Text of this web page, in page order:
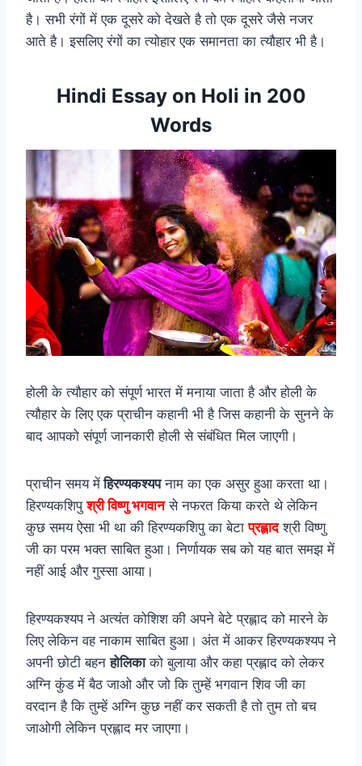
है। सभी रंगों में एक दूसरे को देखते है तो एक दूसरे जैसे नजर
आते है। इसलिए रंगों का त्योहार एक समानता का त्यौहार भी है।
Hindi Essay on Holi in 200
Words
होली के त्यौहार को संपूर्ण भारत में मनाया जाता है और होली के
त्यौहार के लिए एक प्राचीन कहानी भी है जिस कहानी के सुनने के
बाद आपको संपूर्ण जानकारी होली से संबंधित मिल जाएगी।
प्राचीन समय मेंहिरण्यकश्यपनाम का एक असुर हुआ करता था।
हिरण्यकशिपुश्री विष्णु भगवान से नफरत किया करते थे लेकिन
कुछ समय ऐसा भी था की हिरण्यकशिपु का बेटाप्रह्लाद श्री विष्णु
जी का परम भक्त साबित हुआ। निर्णायक सब को यह बात समझ में
नहीं आई और गुस्सा आया।
हिरण्यकश्यप ने अत्यंत कोशिश की अपने बेटे प्रह्लाद को मारने के
लिए लेकिन वह नाकाम साबित हुआ। अंत में आकर हिरण्यकश्यप ने
अपनी छोटी बहनहोलिकाको बुलाया और कहा प्रह्लाद को लेकर
अग्नि कुंड में बैठ जाओ और जो कि तुम्हें भगवान शिव जी का
वरदान है कि तुम्हें अग्नि कुछ नहीं कर सकती है तो तुम तो बच
जाओगी लेकिन प्रह्लाद मर जाएगा।